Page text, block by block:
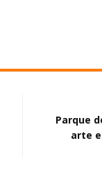
Parque
arte